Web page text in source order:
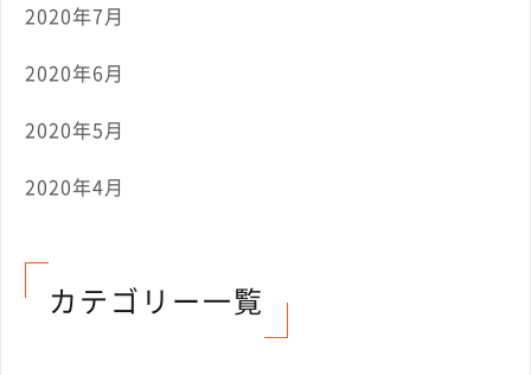
2020年7月
2020年6月
2020年5月
2020年4月
カテゴリー一覧